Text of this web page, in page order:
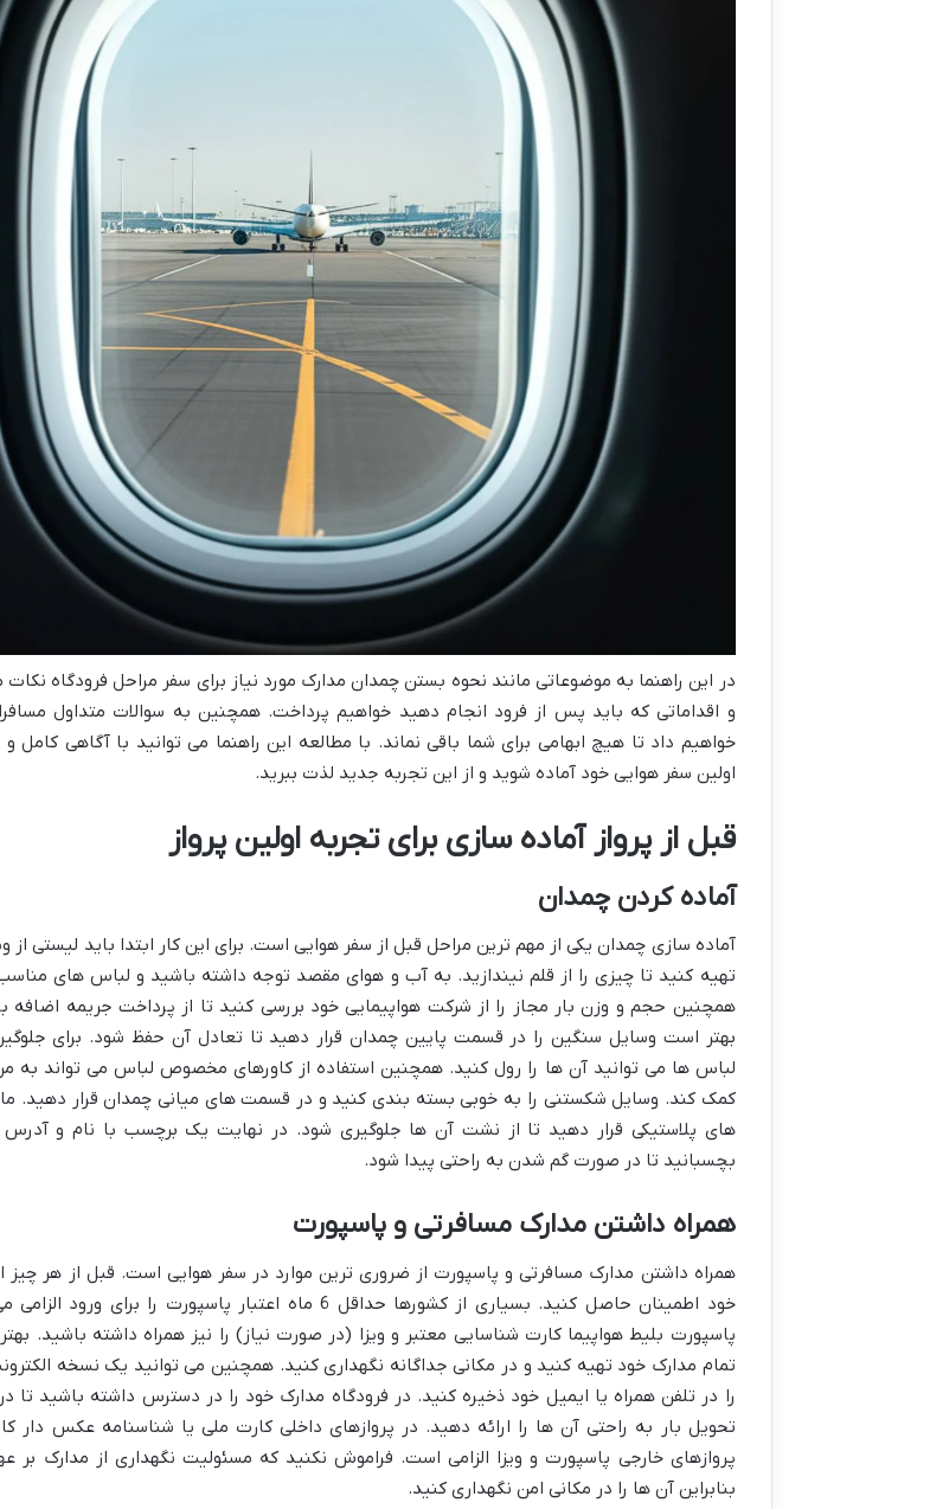
در این راهنما به موضوعاتی مانند نحوه بستن چمدان مدارک مورد نیاز برای سفر مراحل فرودگاه نکات
و اقداماتی که باید پس از فرود انجام دهید خواهیم پرداخت. همچنین به سوالات متداول
خواهیم داد تا هیچ ابهامی برای شما باقی نماند. با مطالعه این راهنما می توانید با آگاهی کامل و
اولین سفر هوایی خود آماده شوید و از این تجربه جدید لذت ببرید.
قبل از پرواز آماده سازی برای تجربه اولین پرواز
آماده کردن چمدان
آماده سازی چمدان یکی از مهم ترین مراحل قبل از سفر هوایی است. برای این کار ابتدا باید لیستی
تهیه کنید تا چیزی را از قلم نیندازید. به آب و هوای مقصد توجه داشته باشید و لباس های
همچنین حجم و وزن بار مجاز را از شرکت هواپیمایی خود بررسی کنید تا از پرداخت جریمه اضافه
بهتر است وسایل سنگین را در قسمت پایین چمدان قرار دهید تا تعادل آن حفظ شود. برای
لباس ها می توانید آن ها را رول کنید. همچنین استفاده از کاورهای مخصوص لباس می تواند به
کمک کند. وسایل شکستنی را به خوبی بسته بندی کنید و در قسمت های میانی چمدان قرار دهید.
های پلاستیکی قرار دهید تا از نشت آن ها جلوگیری شود. در نهایت یک برچسب با نام و
بچسبانید تا در صورت گم شدن به راحتی پیدا شود.
همراه داشتن مدارک مسافرتی و پاسپورت
همراه داشتن مدارک مسافرتی و پاسپورت از ضروری ترین موارد در سفر هوایی است. قبل از هر چیز
خود اطمینان حاصل کنید. بسیاری از کشورها حداقل 6 ماه اعتبار پاسپورت را
پاسپورت بلیط هواپیما کارت شناسایی معتبر و ویزا (در صورت نیاز) را نیز همراه داشته باشید.
تمام مدارک خود تهیه کنید و در مکانی جداگانه نگهداری کنید. همچنین می توانید یک نسخه
را در تلفن همراه یا ایمیل خود ذخیره کنید. در فرودگاه مدارک خود را در دسترس داشته باشید تا
تحویل بار به راحتی آن ها را ارائه دهید. در پروازهای داخلی کارت ملی یا شناسنامه عکس دار
پروازهای خارجی پاسپورت و ویزا الزامی است. فراموش نکنید که مسئولیت نگهداری از مدارک
بنابراین آن ها را در مکانی امن نگهداری کنید.